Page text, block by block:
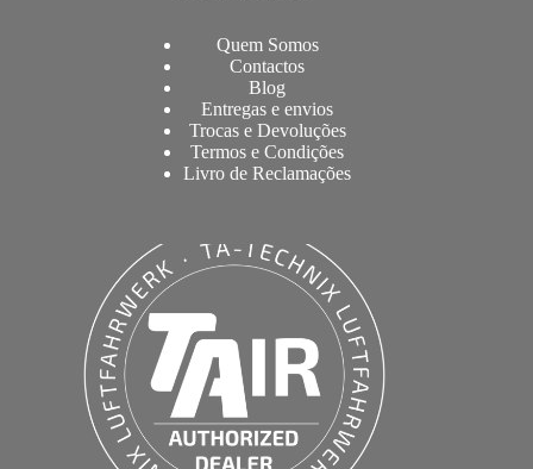
Quem Somos
Contactos
Blog
Entregas e envios
Trocas e Devoluções
Termos e Condições
Livro de Reclamações